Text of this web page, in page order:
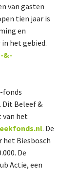
van gasten
tien jaar is
en
het gebied.
&-
fonds
. Dit Beleef &
van het
. De
het Biesbosch
De
Actie, een